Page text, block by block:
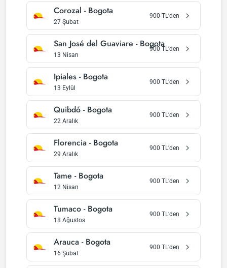
Corozal - Bogota
27 Şubat
900 TL’den
San José del Guaviare - Bogota
13 Nisan
900TL’den
Ipiales - Bogota
13 Eylül
900 TL’den
Quibdó - Bogota
22 Aralık
900 TL’den
Florencia - Bogota
29 Aralık
900 TL’den
Tame - Bogota
12 Nisan
900 TL’den
Tumaco - Bogota
18 Ağustos
900 TL’den
Arauca - Bogota
16 Şubat
900 TL’den